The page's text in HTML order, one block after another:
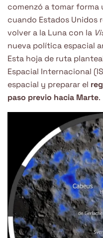
comenzó a tomar forma
cuando Estados Unidos
volver a la Luna con la
nueva política espacial
Esta hoja de ruta
Espacial Internacional
espacial y preparar el
paso previo hacia Marte.